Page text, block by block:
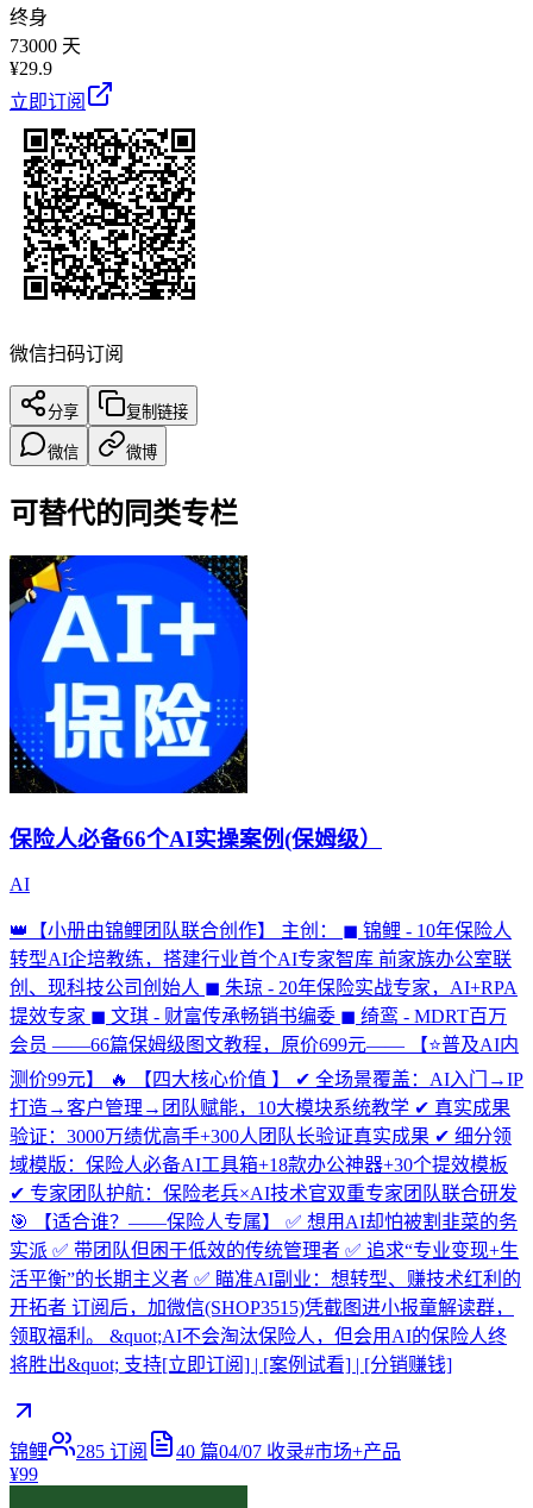
终身
73000 天
¥29.9
立即订阅
微信扫码订阅
分享 复制链接
微信 微博
可替代的同类专栏
保险人必备66个AI实操案例(保姆级）
AI
👑【小册由锦鲤团队联合创作】 主创： ◼ 锦鲤 - 10年保险人
转型AI企培教练，搭建行业首个AI专家智库 前家族办公室联
创、现科技公司创始人 ◼ 朱琼 - 20年保险实战专家，AI+RPA
提效专家 ◼ 文琪 - 财富传承畅销书编委 ◼ 绮鸾 - MDRT百万
会员 ——66篇保姆级图文教程，原价699元—— 【⭐普及AI内
测价99元】 🔥 【四大核心价值 】 ✔ 全场景覆盖：AI入门→IP
打造→客户管理→团队赋能，10大模块系统教学 ✔ 真实成果
验证：3000万绩优高手+300人团队长验证真实成果 ✔ 细分领
域模版：保险人必备AI工具箱+18款办公神器+30个提效模板
✔ 专家团队护航：保险老兵×AI技术官双重专家团队联合研发
🎯 【适合谁？——保险人专属】 ✅ 想用AI却怕被割韭菜的务
实派 ✅ 带团队但困于低效的传统管理者 ✅ 追求“专业变现+生
活平衡”的长期主义者 ✅ 瞄准AI副业：想转型、赚技术红利的
开拓者 订阅后，加微信(SHOP3515)凭截图进小报童解读群，
领取福利。 &quot;AI不会淘汰保险人，但会用AI的保险人终
将胜出&quot; 支持[立即订阅] | [案例试看] | [分销赚钱]
锦鲤 285 订阅 40 篇04/07 收录#市场+产品
¥99